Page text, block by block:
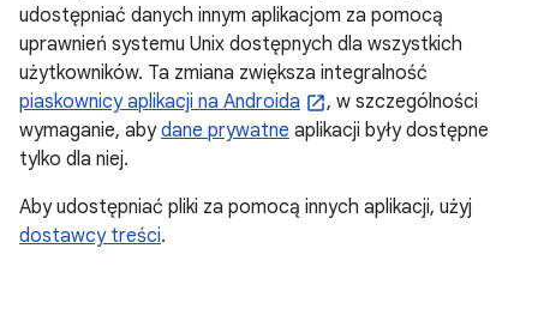
udostępniać danych innym aplikacjom za pomocą
uprawnień systemu Unix dostępnych dla wszystkich
użytkowników. Ta zmiana zwiększa integralność
piaskownicy aplikacji na Androida
, w szczególności
wymaganie, abydane prywatne aplikacji były dostępne
tylko dla niej.
Aby udostępniać pliki za pomocą innych aplikacji, użyj
dostawcy treści.